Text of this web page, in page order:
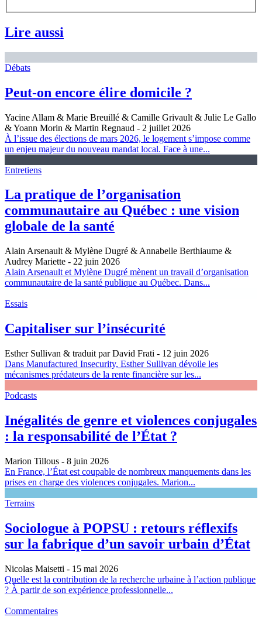
Lire aussi
Débats
Peut-on encore élire domicile ?
Yacine Allam & Marie Breuillé & Camille Grivault & Julie Le Gallo
& Yoann Morin & Martin Regnaud - 2 juillet 2026
À l’issue des élections de mars 2026, le logement s’impose comme
un enjeu majeur du nouveau mandat local. Face à une...
Entretiens
La pratique de l’organisation
communautaire au Québec : une vision
globale de la santé
Alain Arsenault & Mylène Dugré & Annabelle Berthiaume &
Audrey Mariette - 22 juin 2026
Alain Arsenault et Mylène Dugré mènent un travail d’organisation
communautaire de la santé publique au Québec. Dans...
Essais
Capitaliser sur l’insécurité
Esther Sullivan & traduit par David Frati - 12 juin 2026
Dans Manufactured Insecurity, Esther Sullivan dévoile les
mécanismes prédateurs de la rente financière sur les...
Podcasts
Inégalités de genre et violences conjugales
: la responsabilité de l’État ?
Marion Tillous - 8 juin 2026
En France, l’État est coupable de nombreux manquements dans les
prises en charge des violences conjugales. Marion...
Terrains
Sociologue à POPSU : retours réflexifs
sur la fabrique d’un savoir urbain d’État
Nicolas Maisetti - 15 mai 2026
Quelle est la contribution de la recherche urbaine à l’action publique
? À partir de son expérience professionnelle...
Commentaires